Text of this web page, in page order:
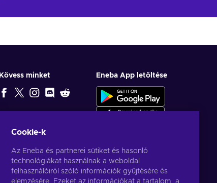
Kövess minket Eneba App letöltése
Cookie-k
Az Eneba és partnerei sütiket és hasonló
technológiákat használnak a weboldal
felhasználóiról szóló információk gyűjtésére és
elemzésére. Ezeket az információkat a tartalom, a